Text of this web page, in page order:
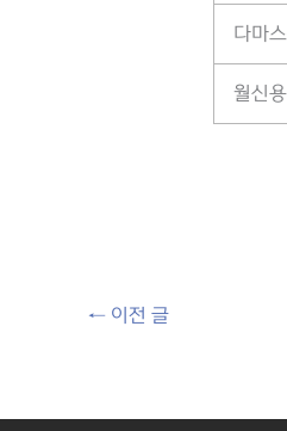
다마
월신
← 이전 글